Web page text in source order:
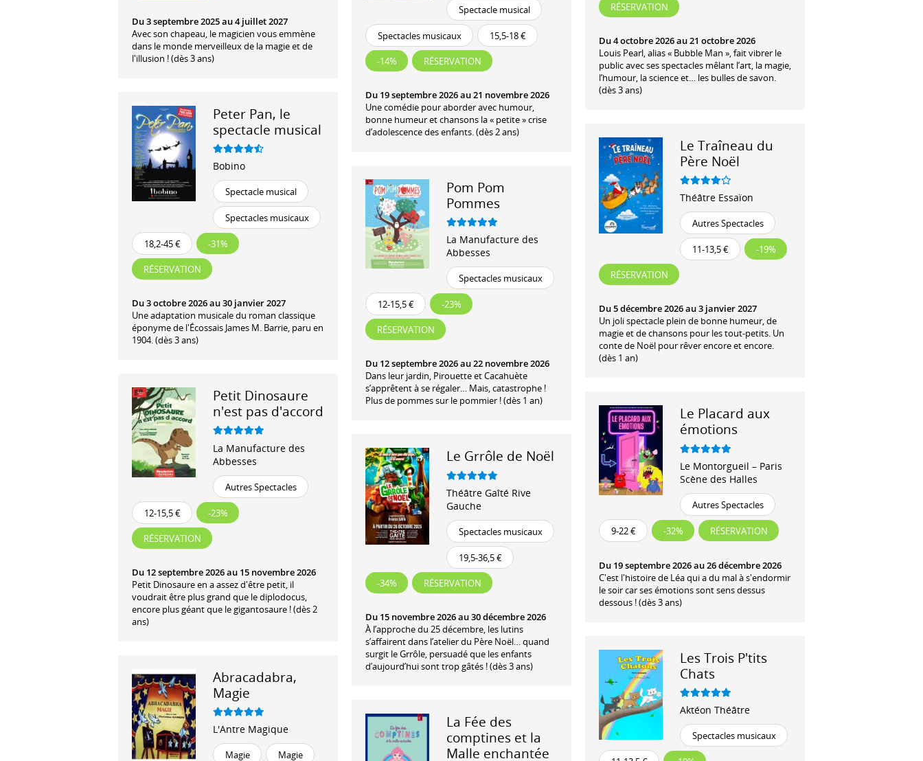
Du 3 septembre 2025 au 4 juillet 2027
Avec son chapeau, le magicien vous emmène
dans le monde merveilleux de la magie et de
l'illusion ! (dès 3 ans)
Peter Pan, le
spectacle musical
Bobino
Spectacle musical
Spectacles musicaux
18,2-45 € -31%
RÉSERVATION
Du 3 octobre 2026 au 30 janvier 2027
Une adaptation musicale du roman classique
éponyme de l'Écossais James M. Barrie, paru en
1904. (dès 3 ans)
Petit Dinosaure
n'est pas d'accord
La Manufacture des
Abbesses
Autres Spectacles
12-15,5 € -23%
RÉSERVATION
Du 12 septembre 2026 au 15 novembre 2026
Petit Dinosaure en a assez d'être petit, il
voudrait être plus grand que le diplodocus,
encore plus géant que le gigantosaure ! (dès 2
ans)
Abracadabra,
Magie
L'Antre Magique
Magie Magie
Spectacle musical
Spectacles musicaux 15,5-18 €
-14% RÉSERVATION
Du 19 septembre 2026 au 21 novembre 2026
Une comédie pour aborder avec humour,
bonne humeur et chansons la « petite » crise
d’adolescence des enfants. (dès 2 ans)
Pom Pom
Pommes
La Manufacture des
Abbesses
Spectacles musicaux
12-15,5 € -23%
RÉSERVATION
Du 12 septembre 2026 au 22 novembre 2026
Dans leur jardin, Pirouette et Cacahuète
s’apprêtent à se régaler… Mais, catastrophe !
Plus de pommes sur le pommier ! (dès 1 an)
Le Grrôle de Noël
Théâtre Gaîté Rive
Gauche
Spectacles musicaux
19,5-36,5 €
-34% RÉSERVATION
Du 15 novembre 2026 au 30 décembre 2026
À l’approche du 25 décembre, les lutins
s’affairent dans l’atelier du Père Noël… quand
surgit le Grrôle, persuadé que les enfants
d’aujourd’hui sont trop gâtés ! (dès 3 ans)
La Fée des
comptines et la
Malle enchantée
RÉSERVATION
Du 4 octobre 2026 au 21 octobre 2026
Louis Pearl, alias « Bubble Man », fait vibrer le
public avec ses spectacles mêlant l’art, la magie,
l’humour, la science et… les bulles de savon.
(dès 3 ans)
Le Traîneau du
Père Noël
Théâtre Essaïon
Autres Spectacles
11-13,5 € -19%
RÉSERVATION
Du 5 décembre 2026 au 3 janvier 2027
Un joli spectacle plein de bonne humeur, de
magie et de chansons pour les tout-petits. Un
conte de Noël pour rêver encore et encore.
(dès 1 an)
Le Placard aux
émotions
Le Montorgueil – Paris
Scène des Halles
Autres Spectacles
9-22 € -32% RÉSERVATION
Du 19 septembre 2026 au 26 décembre 2026
C'est l'histoire de Léa qui a du mal à s'endormir
le soir car ses émotions sont sens dessus
dessous ! (dès 3 ans)
Les Trois P'tits
Chats
Aktéon Théâtre
Spectacles musicaux